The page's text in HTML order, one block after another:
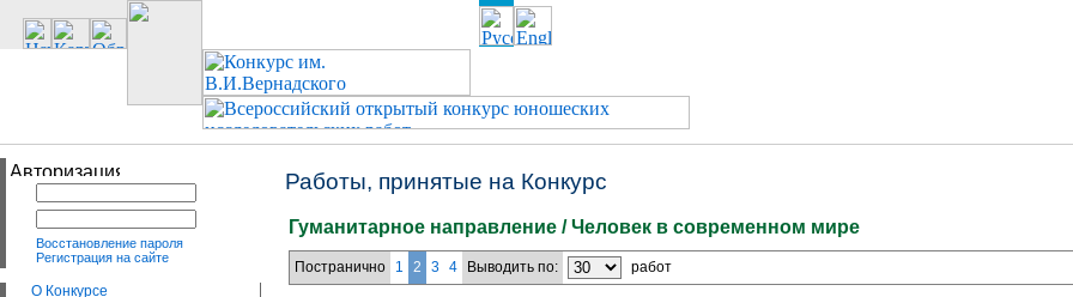
Восстановление пароля
Регистрация на сайте
О Конкурсе
Работы, принятые на Конкурс
Гуманитарное направление / Человек в современном мире
Постранично 1 2 3 4 Выводить по: работ